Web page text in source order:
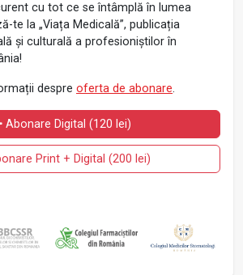
cu tot ce se întâmplă în lumea
te la „Viața Medicală”, publicația
și culturală a profesioniștilor în
despre oferta de abonare.
Abonare Digital (120 lei)
Print + Digital (200 lei)